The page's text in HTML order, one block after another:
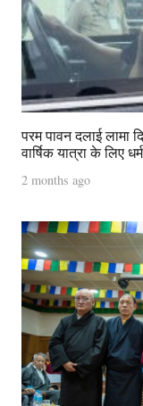
परम पावन दलाई लामा
वार्षिक यात्रा के लिए
2 months ago